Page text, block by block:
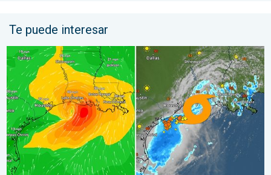
Te puede interesar
Bertha, con su forma asimétrica, avanza hacia el oeste. ¿A